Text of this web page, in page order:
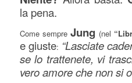
la pena.
Come sempreJung (nel
e giuste: “Lasciate
se lo trattenete, vi
vero amore che non si